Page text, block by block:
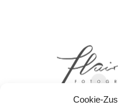
Cookie-